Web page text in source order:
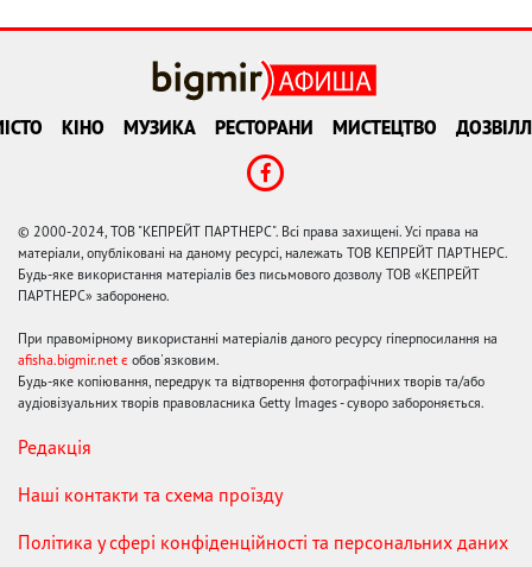
КІНО МУЗИКА РЕСТОРАНИ МИСТЕЦТВО
© 2000-2024, ТОВ "КЕПРЕЙТ ПАРТНЕРС". Всі права захищені. Усі права на
матеріали, опубліковані на даному ресурсі, належать ТОВ КЕПРЕЙТ ПАРТНЕРС.
Будь-яке використання матеріалів без письмового дозволу ТОВ «КЕПРЕЙТ
ПАРТНЕРС» заборонено.
При правомірному використанні матеріалів даного ресурсу гіперпосилання на
afisha.bigmir.net є обов'язковим.
Будь-яке копіювання, передрук та відтворення фотографічних творів та/або
аудіовізуальних творів правовласника Getty Images - суворо забороняється.
Редакція
Наші контакти та схема проїзду
Політика у сфері конфіденційності та персональних даних